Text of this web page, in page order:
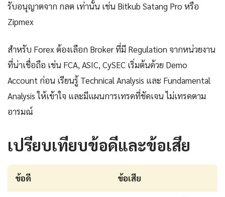
รับอนุญาตจาก กลต เท่านั้น เช่น Bitkub Satang Pro หรือ
Zipmex
สำหรับ Forex ต้องเลือก Broker ที่มี Regulation จากหน่วยงาน
ที่น่าเชื่อถือ เช่น FCA, ASIC, CySEC เริ่มต้นด้วย Demo
Account ก่อน เรียนรู้ Technical Analysis และ Fundamental
Analysis ให้เข้าใจ และมีแผนการเทรดที่ชัดเจน ไม่เทรดตาม
อารมณ์
เปรียบเทียบข้อดีและข้อเสีย
ข้อดี ข้อเสีย